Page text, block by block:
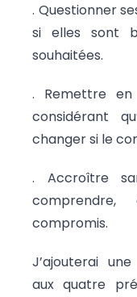
. Questionner
si elles sont
souhaitées.
. Remettre en
considérant
changer si le
. Accroître
compromis.
J’ajouterai
aux quatre